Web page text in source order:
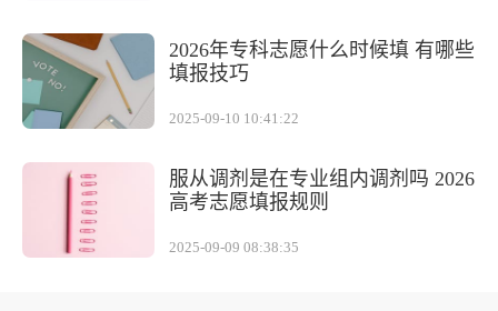
2026年专科志愿什么时候填 有哪些
填报技巧
2025-09-10 10:41:22
服从调剂是在专业组内调剂吗 2026
高考志愿填报规则
2025-09-09 08:38:35